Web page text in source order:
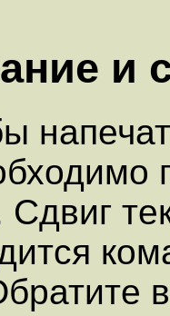
и
Сдвиг